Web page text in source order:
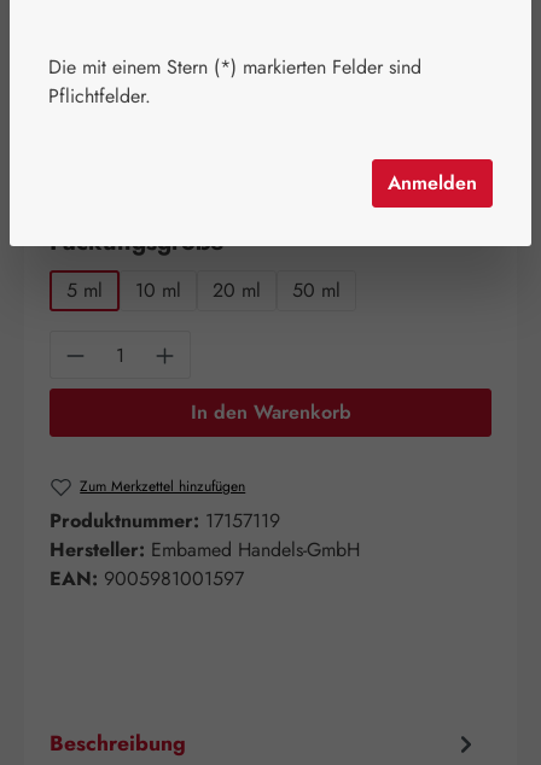
26,10 €
Inhalt: 0.005 Liter (5.220,00 € / 1 Liter)
Preise inkl. MwSt. zzgl. Versandkosten
Packungsgrößeauswählen
5 ml 10 ml 20 ml 50 ml
Produkt Anzahl: Gib den gewünschten
In den Warenkorb
Zum Merkzettel hinzufügen
Produktnummer: 17157119
Hersteller: Embamed Handels-GmbH
EAN: 9005981001597
Beschreibung
Die mit einem Stern (*) markierten Felder sind
Pflichtfelder.
Anmelden